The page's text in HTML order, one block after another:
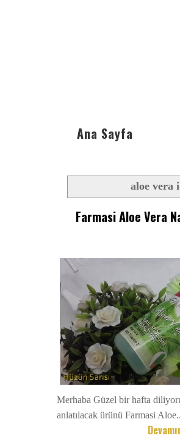
Ana Sayfa
aloe vera
Farmasi Aloe Vera
Merhaba Güzel bir hafta
anlatılacak ürünü Farmasi